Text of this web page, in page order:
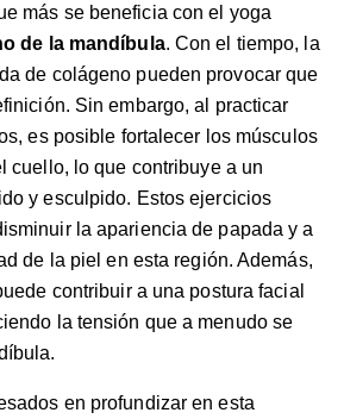
más se beneficia con el yoga
de la mandíbula. Con el tiempo, la
de colágeno pueden provocar que
Sin embargo, al practicar
es posible fortalecer los músculos
cuello, lo que contribuye a un
y esculpido. Estos ejercicios
la apariencia de papada y a
de la piel en esta región. Además,
contribuir a una postura facial
la tensión que a menudo se
en profundizar en esta